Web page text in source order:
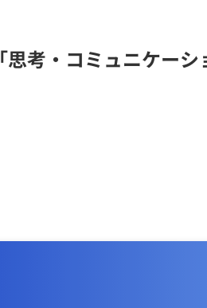
「思考・コミュニケー